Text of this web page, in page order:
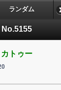
No.5155
ランダム
カトゥー